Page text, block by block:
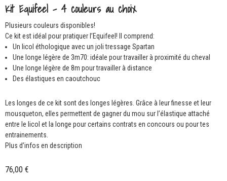
Kit Equifeel – 4 couleurs au choix
Plusieurs couleurs disponibles!
Ce kit est idéal pour pratiquer l’Equifeel! Il comprend:
Un licol éthologique avec un joli tressage Spartan
Une longe légère de 3m70: idéale pour travailler à proximité du cheval
Une longe légère de 8m pour travailler à distance
Des élastiques en caoutchouc
Les longes de ce kit sont des longes légères. Grâce à leur finesse et leur
mousqueton, elles permettent de gagner du mou sur l’élastique attaché
entre le licol et la longe pour certains contrats en concours ou pour tes
entrainements.
Plus d’infos en description
76,00 €